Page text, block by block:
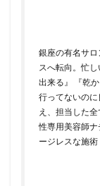
銀座の有名サ
スへ転向。 ​ 忙
出来る』 『乾
行ってないの
え、担当した
性専用美容師
ージレスな施術